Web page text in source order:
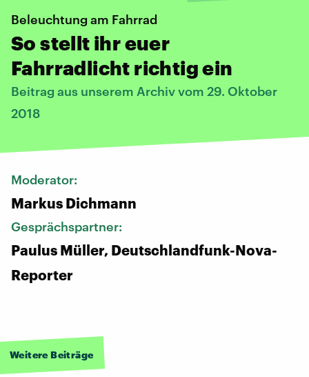
Beleuchtung am Fahrrad
So stellt ihr euer
Fahrradlicht richtig ein
Beitrag aus unserem Archiv vom 29. Oktober
2018
Moderator:
Markus Dichmann
Gesprächspartner:
Paulus Müller, Deutschlandfunk-Nova-
Reporter
Weitere Beiträge